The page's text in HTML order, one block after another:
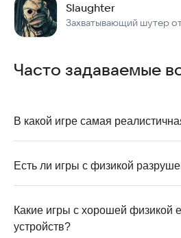
Slaughter
Часто задаваемые
В какой игре самая
Earth: Survivalдемонстрируют
ощущается максимально
разрушения предметов до
Есть ли игры с физикой
реалистичное повреждение
каждая авария, занос или удар о
Какие игры с хорошей физикой
устройств?